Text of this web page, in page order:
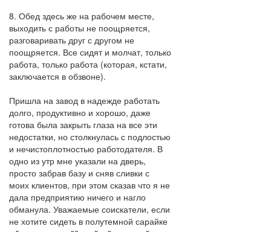
8. Обед здесь же на рабочем месте,
выходить с работы не поощряется,
разговаривать друг с другом не
поощряется. Все сидят и молчат, только
работа, только работа (которая, кстати,
заключается в обзвоне).
Пришла на завод в надежде работать
долго, продуктивно и хорошо, даже
готова была закрыть глаза на все эти
недостатки, но столкнулась с подлостью
и нечистоплотностью работодателя. В
одно из утр мне указали на дверь,
просто забрав базу и сняв сливки с
моих клиентов, при этом сказав что я не
дала предприятию ничего и нагло
обманула. Уважаемые соискатели, если
не хотите сидеть в полутемной сарайке